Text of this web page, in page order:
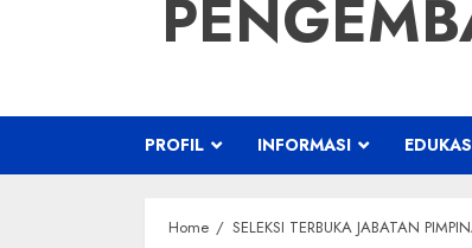
PROFIL INFORMASI
Home SELEKSI TERBUKA JABATAN